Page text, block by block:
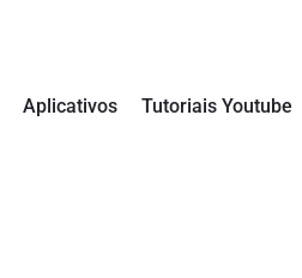
Aplicativos Tutoriais Youtube